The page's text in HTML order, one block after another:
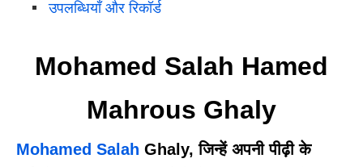
उपलब्धियाँ और रिकॉर्ड
Mohamed Salah Hamed
Mahrous Ghaly
Mohamed Salah Ghaly, जिन्हें अपनी पीढ़ी के